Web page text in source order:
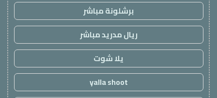
برشلونة مباشر
ريال مدريد مباشر
يلا شوت
yalla shoot